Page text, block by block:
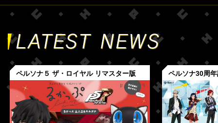
ペルソナ５ ザ・ロイヤル リマスター版 ペルソナ30周